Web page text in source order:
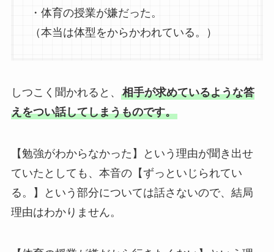
・体育の授業が嫌だった。
（本当は体型をからかわれている。）
しつこく聞かれると、 相手が求めているような答
えをつい話してしまうものです。
【勉強がわからなかった】という理由が聞き出せ
ていたとしても、本音の【ずっといじられてい
る。】という部分については話さないので、結局
理由はわかりません。